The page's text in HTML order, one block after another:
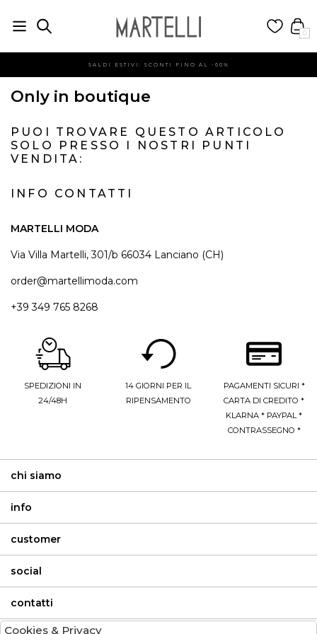
0
SALDI ESTIVI: SCONTI FINO AL -60%
Only in boutique
PUOI TROVARE QUESTO ARTICOLO
SOLO PRESSO I NOSTRI PUNTI
VENDITA:
INFO CONTATTI
MARTELLI MODA
Via Villa Martelli, 301/b 66034 Lanciano (CH)
order@martellimoda.com
+39 349 765 8268
SPEDIZIONI IN
24/48H
14 GIORNI PER IL
RIPENSAMENTO
PAGAMENTI SICURI *
CARTA DI CREDITO *
KLARNA * PAYPAL *
CONTRASSEGNO *
chi siamo
info
customer
social
contatti
Cookies & Privacy